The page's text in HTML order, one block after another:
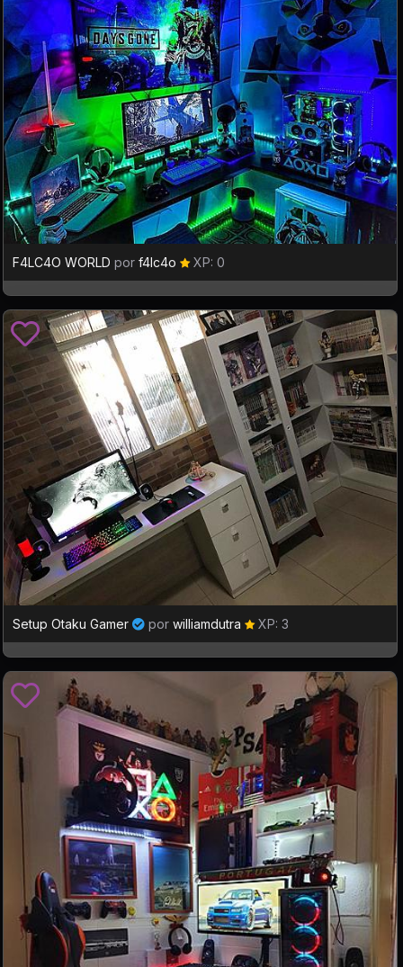
F4LC4O WORLD por f4lc4o XP: 0
Setup Otaku Gamer por williamdutra XP: 3